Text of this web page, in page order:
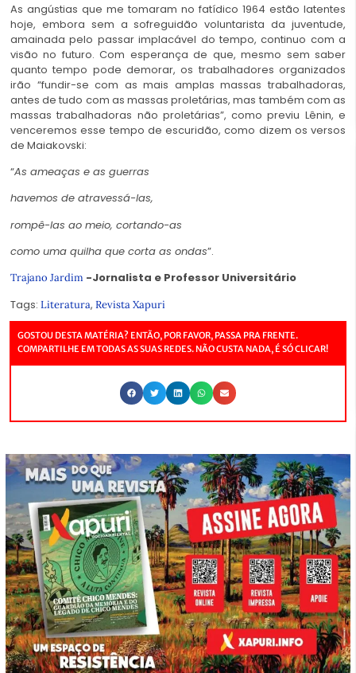
As angústias que me tomaram no fatídico 1964 estão latentes
hoje, embora sem a sofreguidão voluntarista da juventude,
amainada pelo passar implacável do tempo, continuo com a
visão no futuro. Com esperança de que, mesmo sem saber
quanto tempo pode demorar, os trabalhadores organizados
irão “fundir-se com as mais amplas massas trabalhadoras,
antes de tudo com as massas proletárias, mas também com as
massas trabalhadoras não proletárias”, como previu Lênin, e
venceremos esse tempo de escuridão, como dizem os versos
de Maiakovski:
“As ameaças e as guerras
havemos de atravessá-las,
rompê-las ao meio, cortando-as
como uma quilha que corta as ondas”.
Trajano Jardim -Jornalista e Professor Universitário
Tags: Literatura, Revista Xapuri
GOSTOU DESTA MATÉRIA? ENTÃO, POR FAVOR, PASSA PRA FRENTE.
COMPARTILHE EM TODAS AS SUAS REDES. NÃO CUSTA NADA, É SÓ CLICAR!